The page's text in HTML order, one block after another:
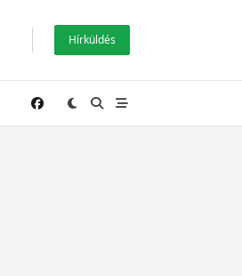
Hírküldés